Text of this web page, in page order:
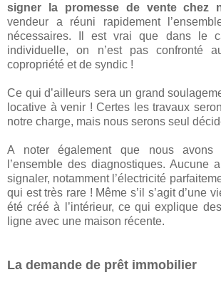
signer la promesse de vente chez
vendeur a réuni rapidement
nécessaires. Il est vrai que dans le
individuelle, on n’est pas confronté
copropriété et de syndic !
Ce qui d’ailleurs sera un grand
locative à venir ! Certes les travaux
notre charge, mais nous serons seul
A noter également que nous avons
l’ensemble des diagnostiques. Aucune
signaler, notamment l’électricité
qui est très rare ! Même s’il s’agit d’une
été créé à l’intérieur, ce qui explique
ligne avec une maison récente.
La demande de prêt immobilier